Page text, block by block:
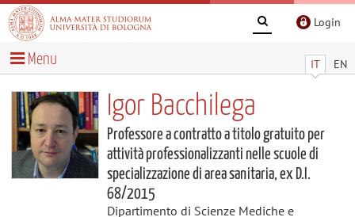
Login
IT EN
Menu
Igor Bacchilega
Professore a contratto a titolo gratuito per
attività professionalizzanti nelle scuole di
specializzazione di area sanitaria, ex D.I.
68/2015
Dipartimento di Scienze Mediche e